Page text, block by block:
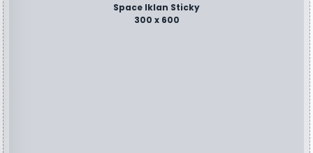
Space Iklan Sticky
300 x 600